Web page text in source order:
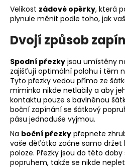
Velikost zádové opěrky, která
plynule měnit podle toho, jak
Dvojí způsob
Spodní přezky jsou umístěny
zajišťují optimální polohu i těm
Tyto přezky vedou přímo ze
miminko nikde netlačily a aby
kontaktu pouze s bavlněnou
boční zapínání se šátkový
pásu jednoduše vyjmou.
Na boční přezky přepnete
vaše děťátko začne samo držet
poloze. Přezky jsou do této
popruhem, takže se nikde